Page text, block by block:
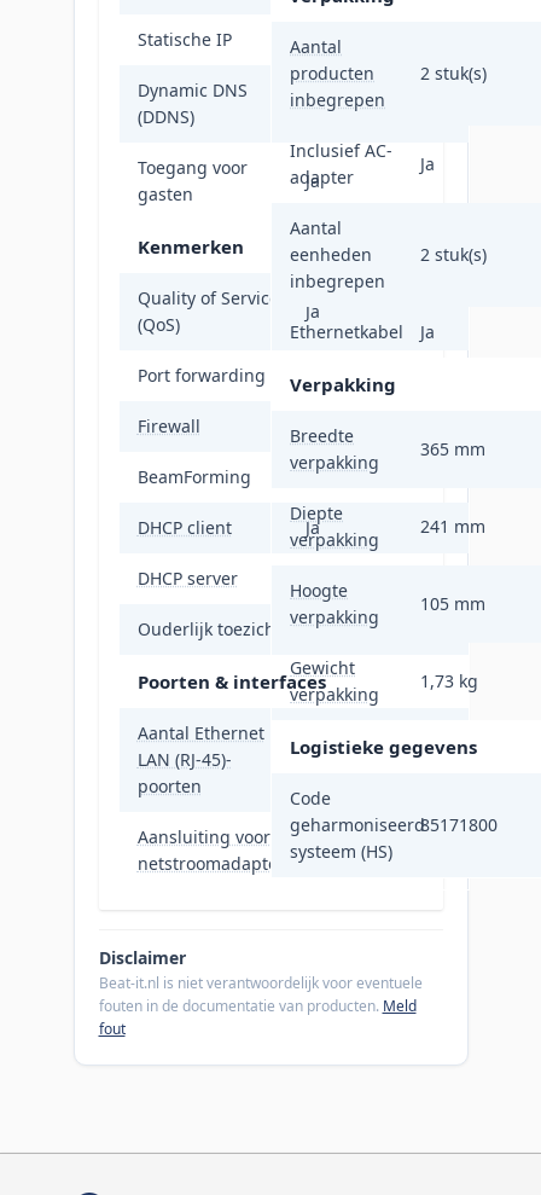
Statische IP Ja
Dynamic DNS
(DDNS)
Ja
Toegang voor
gasten
Ja
Kenmerken
Quality of Service
(QoS)
Ja
Port forwarding
Firewall SPI Firewall
BeamForming Ja
DHCP client Ja
DHCP server
Ouderlijk toezicht Ja
Poorten & interfaces
Aantal Ethernet
LAN (RJ-45)-
poorten
2
Aansluiting voor
netstroomadapter
Ja
Aantal
producten
inbegrepen
2 stuk(s)
Inclusief AC-
adapter
Ja
Aantal
eenheden
inbegrepen
2 stuk(s)
Ethernetkabel Ja
Verpakking
Breedte
verpakking
365 mm
Diepte
verpakking
241 mm
Hoogte
verpakking
105 mm
Gewicht
verpakking
1,73 kg
Logistieke gegevens
Code
geharmoniseerd
systeem (HS)
85171800
Disclaimer
Beat-it.nl is niet verantwoordelijk voor eventuele
fouten in de documentatie van producten. Meld
fout